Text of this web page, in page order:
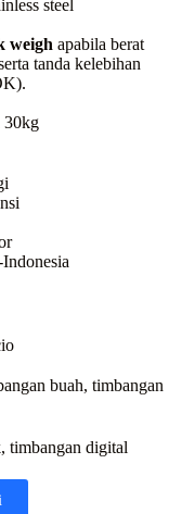
steel
weigh apabila berat
tanda kelebihan
30kg